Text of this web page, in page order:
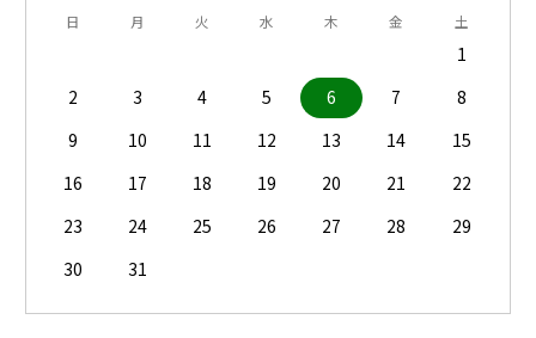
日 月 火 水 木 金 土
1
2
3 4 5 6 7
8
9
10 11 12 13 14
15
16
17 18 19 20 21
22
23
24 25 26 27 28
29
30
31